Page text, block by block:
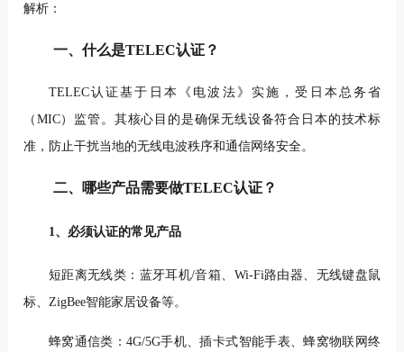
解析：
一、什么是TELEC认证？
TELEC认证基于日本《电波法》实施，受日本总务省
（MIC）监管。其核心目的是确保无线设备符合日本的技术标
准，防止干扰当地的无线电波秩序和通信网络安全。
二、哪些产品需要做TELEC认证？
1、必须认证的常见产品
短距离无线类：蓝牙耳机/音箱、Wi-Fi路由器、无线键盘鼠
标、ZigBee智能家居设备等。
蜂窝通信类：4G/5G手机、插卡式智能手表、蜂窝物联网终